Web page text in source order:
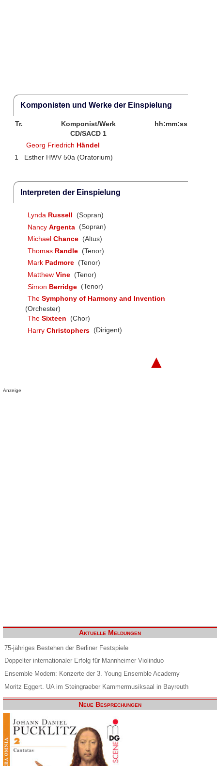
Komponisten und Werke der Einspielung
Tr. Komponist/Werk
hh:mm:ss
CD/SACD 1
Georg Friedrich Händel
1
Esther HWV 50a (Oratorium)
Interpreten der Einspielung
Lynda Russell
(Sopran)
Nancy Argenta (Sopran)
Michael Chance (Altus)
Thomas Randle (Tenor)
Mark Padmore (Tenor)
Matthew Vine (Tenor)
Simon Berridge (Tenor)
The Symphony of Harmony and Invention
(Orchester)
The Sixteen
(Chor)
Harry Christophers (Dirigent)
▲
Anzeige
Aktuelle Meldungen
75-jähriges Bestehen der Berliner Festspiele
Doppelter internationaler Erfolg für Mannheimer Violinduo
Ensemble Modern: Konzerte der 3. Young Ensemble Academy
Moritz Eggert. UA im Steingraeber Kammermusiksaal in Bayreuth
Neue Besprechungen